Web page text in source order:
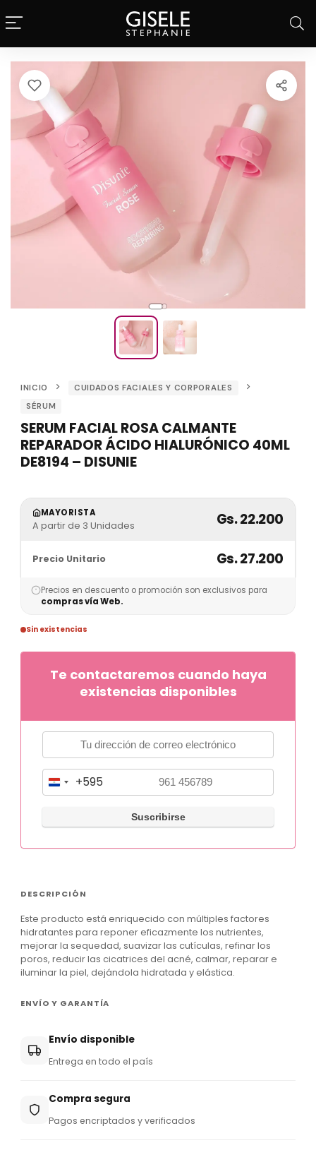
INICIO
CUIDADOS FACIALES Y CORPORALES
SÉRUM
SERUM FACIAL ROSA CALMANTE
REPARADOR ÁCIDO HIALURÓNICO 40ML
DE8194 – DISUNIE
MAYORISTA
A partir de 3 Unidades Gs. 22.200
Precio Unitario Gs. 27.200
Precios en descuento o promoción son exclusivos para
compras vía Web.
Sin existencias
Te contactaremos cuando haya
existencias disponibles
P
r
a
y
+
5
5
+595
DESCRIPCIÓN
Este producto está enriquecido con múltiples factores
hidratantes para reponer eficazmente los nutrientes,
mejorar la sequedad, suavizar las cutículas, refinar los
poros, reducir las cicatrices del acné, calmar, reparar e
iluminar la piel, dejándola hidratada y elástica.
ENVÍO Y GARANTÍA
Envío disponible
Entrega en todo el país
Compra segura
Pagos encriptados y verificados